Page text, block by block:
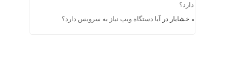
دارد؟
خشایار در آیا دستگاه ویپ نیاز به سرویس دارد؟